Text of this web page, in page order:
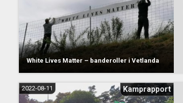
White Lives Matter – banderoller i Vetlanda
2022-08-11
Kamprapport